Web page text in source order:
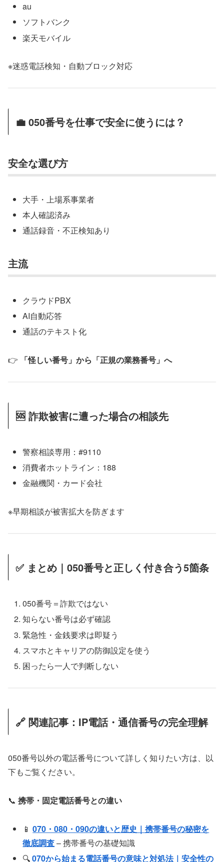
au
ソフトバンク
楽天モバイル
※迷惑電話検知・自動ブロック対応
💼 050番号を仕事で安全に使うには？
安全な選び方
大手・上場系事業者
本人確認済み
通話録音・不正検知あり
主流
クラウドPBX
AI自動応答
通話のテキスト化
👉 「怪しい番号」から「正規の業務番号」へ
🆘 詐欺被害に遭った場合の相談先
警察相談専用：#9110
消費者ホットライン：188
金融機関・カード会社
※早期相談が被害拡大を防ぎます
✅ まとめ｜050番号と正しく付き合う5箇条
050番号＝詐欺ではない
知らない番号は必ず確認
緊急性・金銭要求は即疑う
スマホとキャリアの防御設定を使う
困ったら一人で判断しない
🔗 関連記事：IP電話・通信番号の完全理解
050番号以外の電話番号について詳しく知りたい方は、以
下もご覧ください。
📞 携帯・固定電話番号との違い
📱070・080・090の違いと歴史｜携帯番号の秘密を
徹底調査– 携帯番号の基礎知識
🔍070から始まる電話番号の意味と対処法｜安全性の